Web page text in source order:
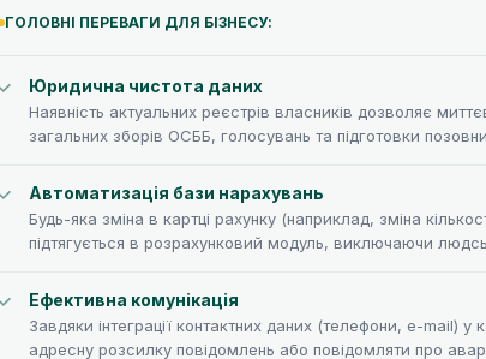
ГОЛОВНІ ПЕРЕВАГИ ДЛЯ БІЗНЕСУ:
Юридична чистота даних
Наявність актуальних реєстрів власників дозволяє
загальних зборів ОСББ, голосувань та підготовки
Автоматизація бази нарахувань
Будь-яка зміна в картці рахунку (наприклад, зміна
підтягується в розрахунковий модуль, виключаючи
Ефективна комунікація
Завдяки інтеграції контактних даних (телефони, e-mail) у
адресну розсилку повідомлень або повідомляти про